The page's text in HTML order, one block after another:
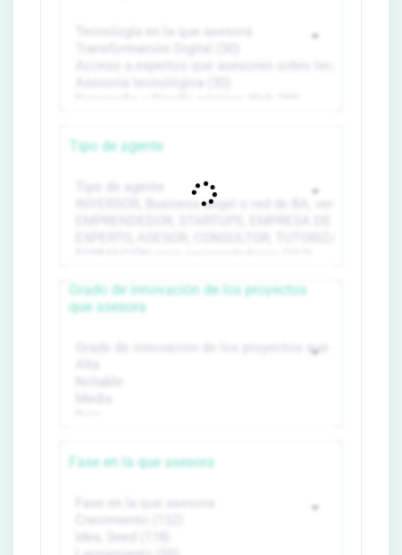
Tipo de agente
Grado de innovación de los proyectos
que asesora
Fase en la que asesora